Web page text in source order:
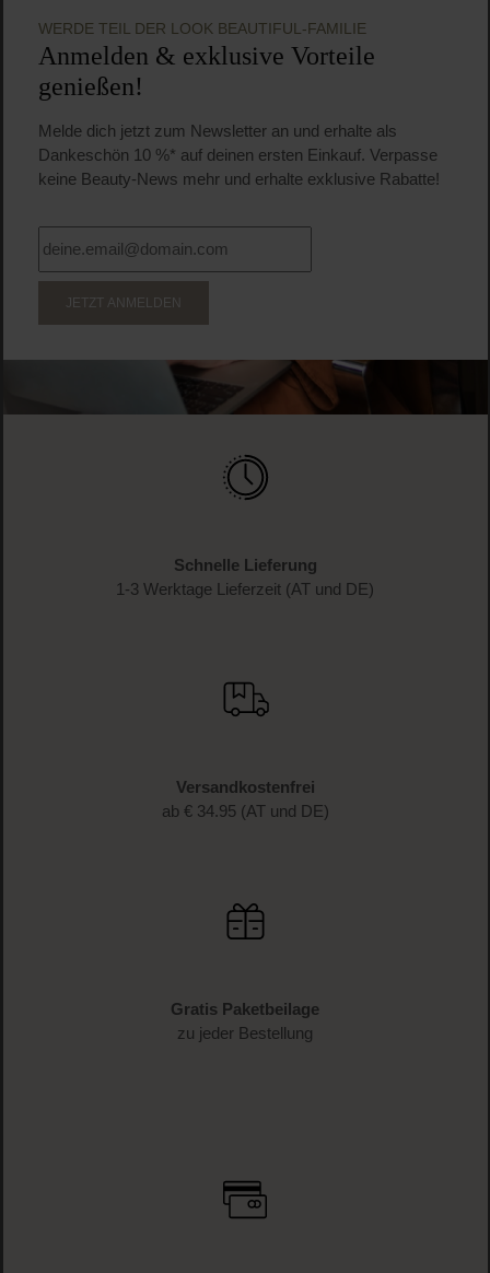
WERDE TEIL DER LOOK BEAUTIFUL-FAMILIE
Anmelden & exklusive Vorteile
genießen!
Melde dich jetzt zum Newsletter an und erhalte als
Dankeschön 10 %* auf deinen ersten Einkauf. Verpasse
keine Beauty-News mehr und erhalte exklusive Rabatte!
JETZT ANMELDEN
Schnelle Lieferung
1-3 Werktage Lieferzeit (AT und DE)
Versandkostenfrei
ab € 34.95 (AT und DE)
Gratis Paketbeilage
zu jeder Bestellung